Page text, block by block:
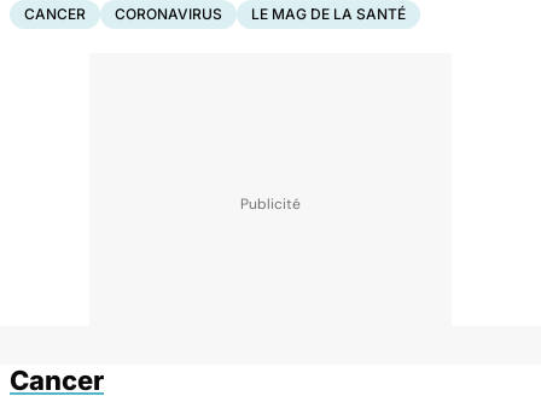
CANCER CORONAVIRUS LE MAG DE LA SANTÉ
Cancer